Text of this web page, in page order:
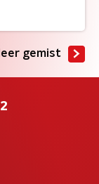
gemist